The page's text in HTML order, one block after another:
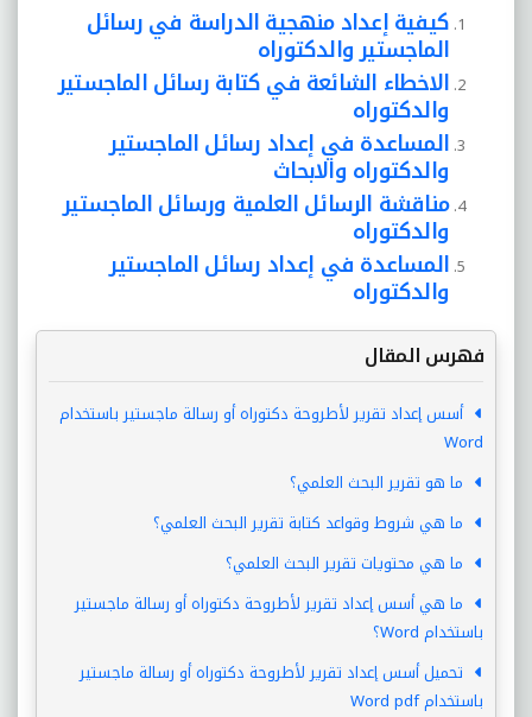
كيفية إعداد منهجية الدراسة في رسائل
الماجستير والدكتوراه
الاخطاء الشائعة في كتابة رسائل الماجستير
والدكتوراه
المساعدة في إعداد رسائل الماجستير
والدكتوراه والابحاث
مناقشة الرسائل العلمية ورسائل الماجستير
والدكتوراه
المساعدة في إعداد رسائل الماجستير
والدكتوراه
فهرس المقال
أسس إعداد تقرير لأطروحة دكتوراه أو رسالة ماجستير باستخدام
Word
ما هو تقرير البحث العلمي؟
ما هي شروط وقواعد كتابة تقرير البحث العلمي؟
ما هي محتويات تقرير البحث العلمي؟
ما هي أسس إعداد تقرير لأطروحة دكتوراه أو رسالة ماجستير
باستخدام Word؟
تحميل أسس إعداد تقرير لأطروحة دكتوراه أو رسالة ماجستير
باستخدام Word pdf